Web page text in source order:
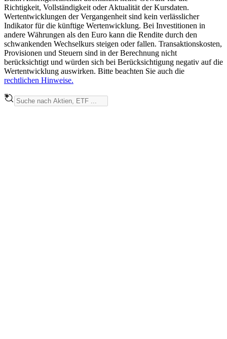
Richtigkeit, Vollständigkeit oder Aktualität der Kursdaten.
Wertentwicklungen der Vergangenheit sind kein verlässlicher
Indikator für die künftige Wertenwicklung. Bei Investitionen in
andere Währungen als den Euro kann die Rendite durch den
schwankenden Wechselkurs steigen oder fallen. Transaktionskosten,
Provisionen und Steuern sind in der Berechnung nicht
berücksichtigt und würden sich bei Berücksichtigung negativ auf die
Wertentwicklung auswirken. Bitte beachten Sie auch die
rechtlichen Hinweise.